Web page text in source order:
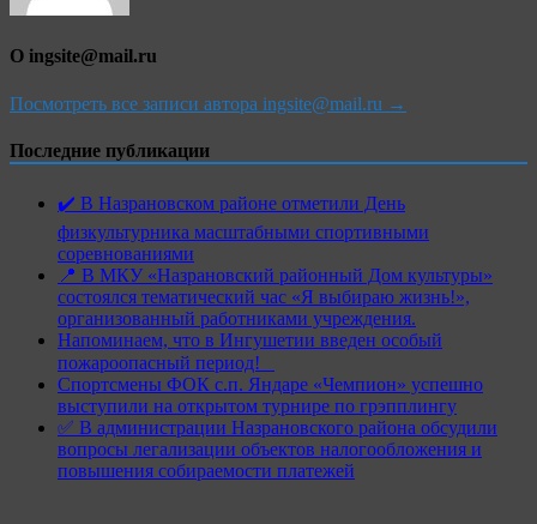
О ingsite@mail.ru
Посмотреть все записи автора ingsite@mail.ru →
Последние публикации
✔️ В Назрановском районе отметили День
физкультурника масштабными спортивными
соревнованиями
📍 В МКУ «Назрановский районный Дом культуры»
состоялся тематический час «Я выбираю жизнь!»,
организованный работниками учреждения.
Напоминаем, что в Ингушетии введен особый
пожароопасный период!⁣⁣⠀
Спортсмены ФОК с.п. Яндаре «Чемпион» успешно
выступили на открытом турнире по грэпплингу
✅ В администрации Назрановского района обсудили
вопросы легализации объектов налогообложения и
повышения собираемости платежей